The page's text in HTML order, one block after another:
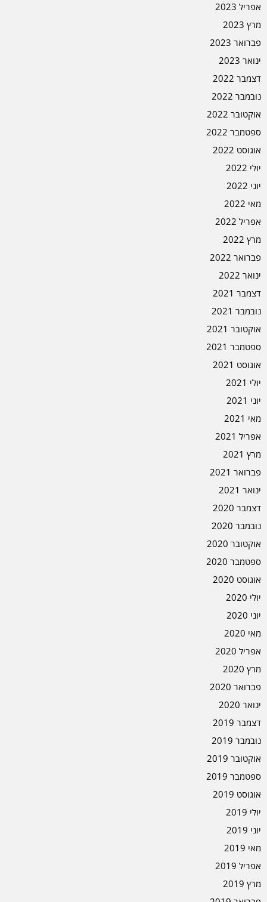
אפריל 2023
מרץ 2023
פברואר 2023
ינואר 2023
דצמבר 2022
נובמבר 2022
אוקטובר 2022
ספטמבר 2022
אוגוסט 2022
יולי 2022
יוני 2022
מאי 2022
אפריל 2022
מרץ 2022
פברואר 2022
ינואר 2022
דצמבר 2021
נובמבר 2021
אוקטובר 2021
ספטמבר 2021
אוגוסט 2021
יולי 2021
יוני 2021
מאי 2021
אפריל 2021
מרץ 2021
פברואר 2021
ינואר 2021
דצמבר 2020
נובמבר 2020
אוקטובר 2020
ספטמבר 2020
אוגוסט 2020
יולי 2020
יוני 2020
מאי 2020
אפריל 2020
מרץ 2020
פברואר 2020
ינואר 2020
דצמבר 2019
נובמבר 2019
אוקטובר 2019
ספטמבר 2019
אוגוסט 2019
יולי 2019
יוני 2019
מאי 2019
אפריל 2019
מרץ 2019